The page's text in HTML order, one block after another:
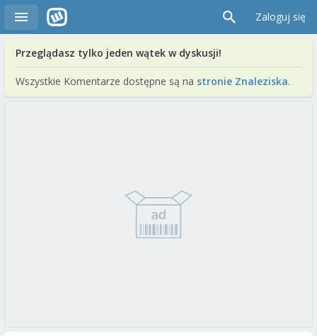
Zaloguj się
Przeglądasz tylko jeden wątek w dyskusji!
Wszystkie Komentarze dostępne są na stronie Znaleziska.